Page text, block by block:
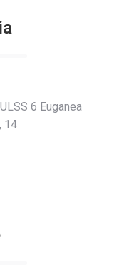
6 Euganea
14